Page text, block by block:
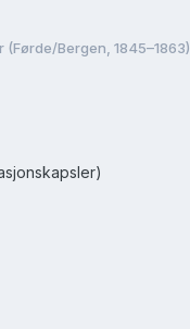
Bergen, 1845–1863)